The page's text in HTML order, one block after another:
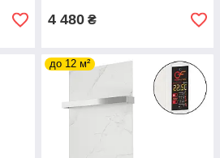
4 480 ₴
до 12 м²